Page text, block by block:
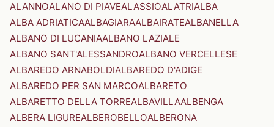
ALANNOALANO DI PIAVEALASSIOALATRIALBA
ALBA ADRIATICAALBAGIARAALBAIRATEALBANELLA
ALBANO DI LUCANIAALBANO LAZIALE
ALBANO SANT'ALESSANDROALBANO VERCELLESE
ALBAREDO ARNABOLDIALBAREDO D'ADIGE
ALBAREDO PER SAN MARCOALBARETO
ALBARETTO DELLA TORREALBAVILLAALBENGA
ALBERA LIGUREALBEROBELLOALBERONA